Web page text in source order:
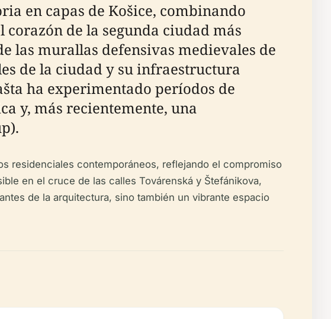
en capas de Košice, combinando
de la segunda ciudad más
las murallas defensivas medievales de
de la ciudad y su infraestructura
ha experimentado períodos de
y, más recientemente, una
residenciales contemporáneos, reflejando el compromiso
en el cruce de las calles Továrenská y Štefánikova,
de la arquitectura, sino también un vibrante espacio